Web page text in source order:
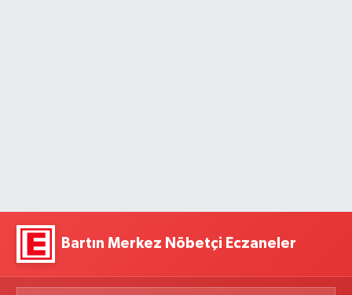
Bartın Merkez Nöbetçi Eczaneler